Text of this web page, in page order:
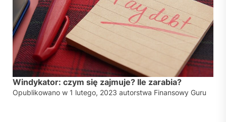
Windykator: czym się zajmuje? Ile zarabia?
Opublikowano w 1 lutego, 2023 autorstwa Finansowy Guru